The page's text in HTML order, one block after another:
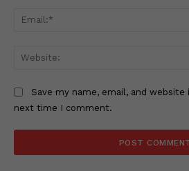
Save my name, email, and
next time I comment.